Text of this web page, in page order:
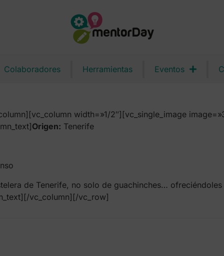
Colaboradores Herramientas Eventos
width=»1/2″][vc_single_image
Origen: Tenerife
de Tenerife, no solo de guachinches…
vc_column][/vc_row]